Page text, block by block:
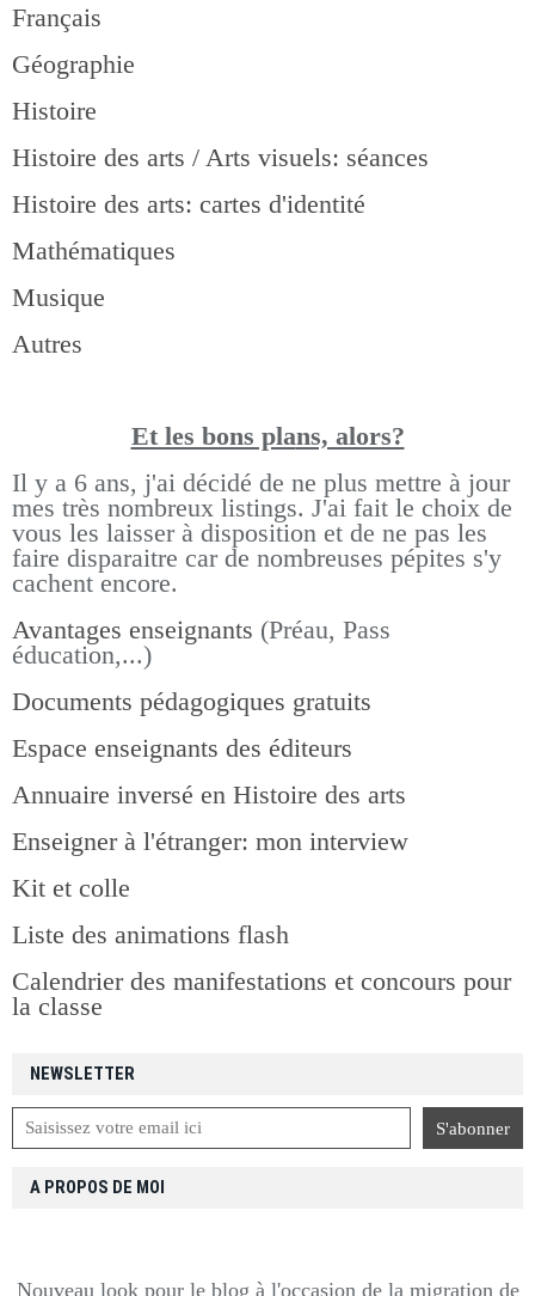
NEWSLETTER
Français
Géographie
Histoire
Histoire des arts / Arts visuels: séances
Histoire des arts: cartes d'identité
Mathématiques
Musique
Autres
Et les bons plans, alors?
Il y a 6 ans, j'ai décidé de ne plus mettre à jour
mes très nombreux listings. J'ai fait le choix de
vous les laisser à disposition et de ne pas les
faire disparaitre car de nombreuses pépites s'y
cachent encore.
Avantages enseignants (Préau, Pass
éducation,...)
Documents pédagogiques gratuits
Espace enseignants des éditeurs
Annuaire inversé en Histoire des arts
Enseigner à l'étranger: mon interview
Kit et colle
Liste des animations flash
Calendrier des manifestations et concours pour
la classe
A PROPOS DE MOI
Nouveau look pour le blog à l'occasion de la migration de